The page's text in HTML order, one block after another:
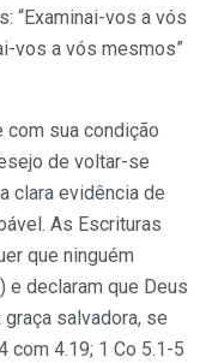
“Examinai-vos a vós
vos a vós mesmos”
com sua condição
de voltar-se
clara evidência de
As Escrituras
que ninguém
e declaram que Deus
salvadora, se
com 4.19; 1 Co 5.1-5